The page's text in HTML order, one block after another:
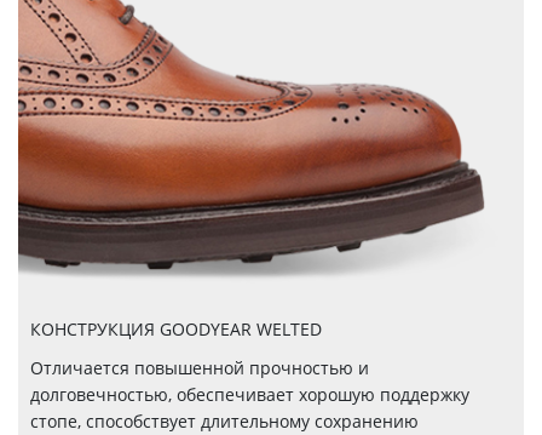
КОНСТРУКЦИЯ GOODYEAR WELTED
Отличается повышенной прочностью и
долговечностью, обеспечивает хорошую поддержку
стопе, способствует длительному сохранению